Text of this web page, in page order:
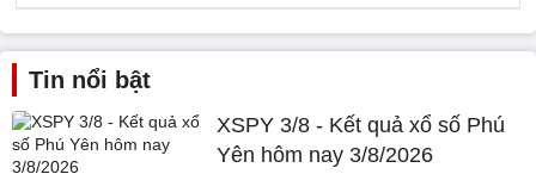
Tin nổi bật
XSPY 3/8 - Kết quả xổ số Phú
Yên hôm nay 3/8/2026